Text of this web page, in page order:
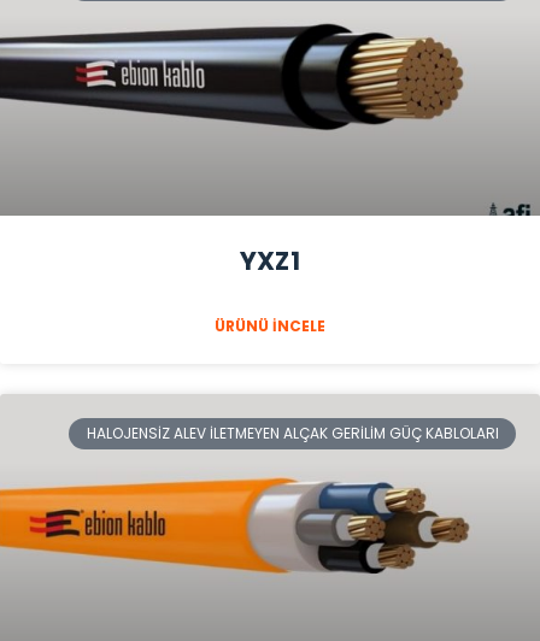
YXZ1
ÜRÜNÜ İNCELE
HALOJENSIZ ALEV İLETMEYEN ALÇAK GERILIM GÜÇ KABLOLARI